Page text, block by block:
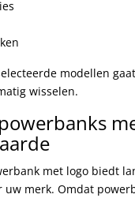
modellen
wisselen.
met logo biedt
merk. Omdat